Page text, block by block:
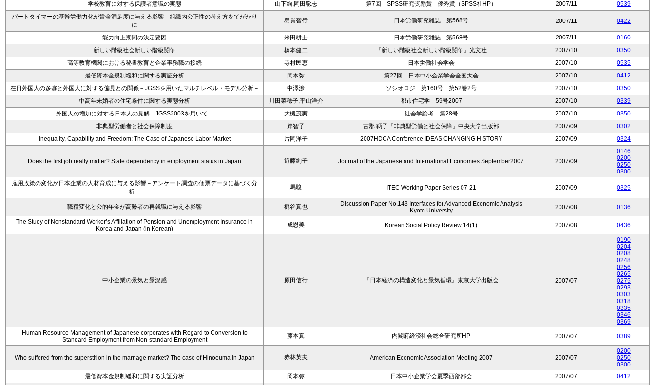
学校教育に対する保護者意識の実態
山下絢,岡田聡志 第7回 SPSS研究奨励賞 優秀賞（SPSS社HP） 2007/11
0539
パートタイマーの基幹労働力化が賃金満足度に与える影響－組織内公正性の考え方をてがかり
に
島貫智行 日本労働研究雑誌 第568号 2007/11 0422
能力向上期間の決定要因 米田耕士 日本労働研究雑誌 第568号 2007/11
0160
新しい階級社会新しい階級闘争
橋本健二 『新しい階級社会新しい階級闘争』光文社 2007/10
0350
高等教育機関における秘書教育と企業事務職の接続
寺村民恵 日本労働社会学会 2007/10
0535
最低資本金規制緩和に関する実証分析
岡本弥 第27回 日本中小企業学会全国大会 2007/10
0412
在日外国人の多寡と外国人に対する偏見との関係－JGSSを用いたマルチレベル・モデル分析－
中澤渉 ソシオロジ 第160号 第52巻2号 2007/10
0350
中高年未婚者の住宅条件に関する実態分析
川田菜穂子,平山洋介 都市住宅学 59号2007 2007/10
0339
外国人の増加に対する日本人の見解－JGSS2003を用いて－
大槻茂実 社会学論考 第28号 2007/10
0350
非典型労働者と社会保障制度
岸智子 古郡 鞆子『非典型労働と社会保障』中央大学出版部 2007/09
0302
Inequality, Capability and Freedom: The Case of Japanese Labor Market
片岡洋子 2007HDCA Conference IDEAS CHANGING HISTORY 2007/09 0324
Does the first job really matter? State dependency in employment status in Japan 近藤絢子 Journal of the Japanese and International Economies September2007 2007/09
0146
0200
0250
0300
雇用政策の変化が日本企業の人材育成に与える影響－アンケート調査の個票データに基づく分
析－
馬駿 ITEC Working Paper Series 07-21 2007/09 0325
職種変化と公的年金が高齢者の再就職に与える影響 梶谷真也
Discussion Paper No.143 Interfaces for Advanced Economic Analysis
Kyoto University
2007/08 0136
The Study of Nonstandard Worker’s Affiliation of Pension and Unemployment Insurance in
Korea and Japan (in Korean)
成恩美 Korean Social Policy Review 14(1) 2007/08 0436
中小企業の景気と景況感 原田信行 『日本経済の構造変化と景気循環』東京大学出版会 2007/07
0190
0204
0208
0248
0256
0265
0275
0293
0303
0318
0335
0346
0369
Human Resource Management of Japanese corporates with Regard to Conversion to
Standard Employment from Non-standard Employment
藤本真 内閣府経済社会総合研究所HP 2007/07 0389
Who suffered from the superstition in the marriage market? The case of Hinoeuma in Japan 赤林英夫 American Economic Association Meeting 2007 2007/07
0200
0250
0300
最低資本金規制緩和に関する実証分析
岡本弥 日本中小企業学会夏季西部部会 2007/07
0412